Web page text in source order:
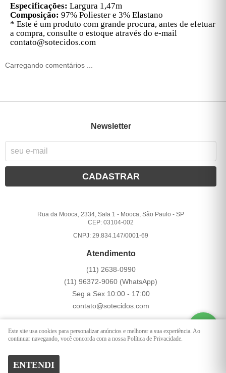
Especificações: Largura 1,47m
Composição: 97% Poliester e 3% Elastano
* Este é um produto com grande procura, antes de efetuar
a compra, consulte o estoque através do e-mail
contato@sotecidos.com
Carregando comentários ...
Newsletter
CADASTRAR
Rua da Mooca, 2334, Sala 1 - Mooca, São Paulo -SP
CEP: 03104-002
CNPJ: 29.834.147/0001-69
Atendimento
(11) 2638-0990
(11) 96372-9060 (WhatsApp)
Seg a Sex 10:00 - 17:00
contato@sotecidos.com
LOJA VIRTUAL CRIADA POR
Este site usa cookies para personalizar anúncios e melhorar a sua experiência. Ao
continuar navegando, você concorda com a nossa Política de Privacidade.
ENTENDI